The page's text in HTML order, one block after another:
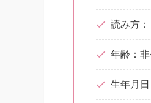
読み方
年齢：
生年月